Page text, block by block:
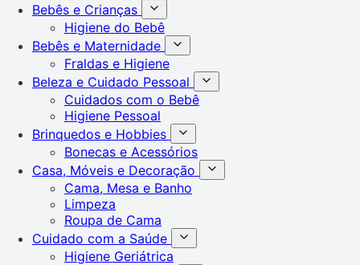
Bebês e Crianças
Higiene do Bebê
Bebês e Maternidade
Fraldas e Higiene
Beleza e Cuidado Pessoal
Cuidados com o Bebê
Higiene Pessoal
Brinquedos e Hobbies
Bonecas e Acessórios
Casa, Móveis e Decoração
Cama, Mesa e Banho
Limpeza
Roupa de Cama
Cuidado com a Saúde
Higiene Geriátrica